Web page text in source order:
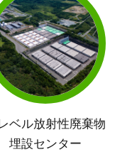
ベル放射性廃棄物
埋設センター